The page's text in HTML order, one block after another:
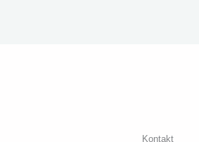
Kontakt